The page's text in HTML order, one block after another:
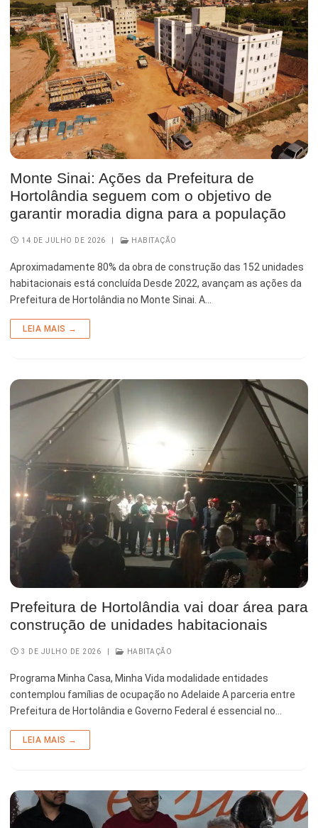
Monte Sinai: Ações da Prefeitura de
Hortolândia seguem com o objetivo de
garantir moradia digna para a população
14 DE JULHO DE 2026 HABITAÇÃO
Aproximadamente 80% da obra de construção das 152 unidades
habitacionais está concluída Desde 2022, avançam as ações da
Prefeitura de Hortolândia no Monte Sinai. A…
LEIA MAIS →
Prefeitura de Hortolândia vai doar área para
construção de unidades habitacionais
3 DE JULHO DE 2026 HABITAÇÃO
Programa Minha Casa, Minha Vida modalidade entidades
contemplou famílias de ocupação no Adelaide A parceria entre
Prefeitura de Hortolândia e Governo Federal é essencial no…
LEIA MAIS →